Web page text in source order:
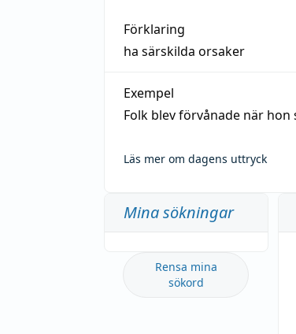
Förklaring
ha särskilda orsaker
Exempel
Folk blev förvånade när
Läs mer om dagens uttryck
Mina sökningar
Rensa mina
sökord